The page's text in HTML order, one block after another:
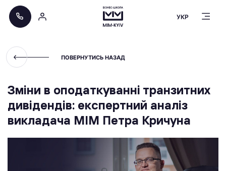
УКР
ПОВЕРНУТИСЬ НАЗАД
Зміни в оподаткуванні транзитних
дивідендів: експертний аналіз
викладача МІМ Петра Кричуна